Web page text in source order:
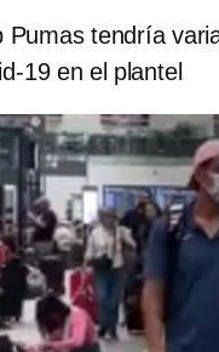
Pumas tendría
19 en el plantel